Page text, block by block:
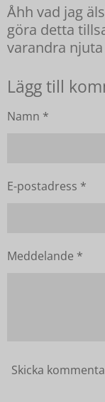
Åhh vad jag
göra detta
varandra
Lägg till
Namn *
E-postadress *
Meddelande *
Skicka